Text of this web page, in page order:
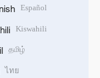
Español
Kiswahili
தமிழ்
ไทย